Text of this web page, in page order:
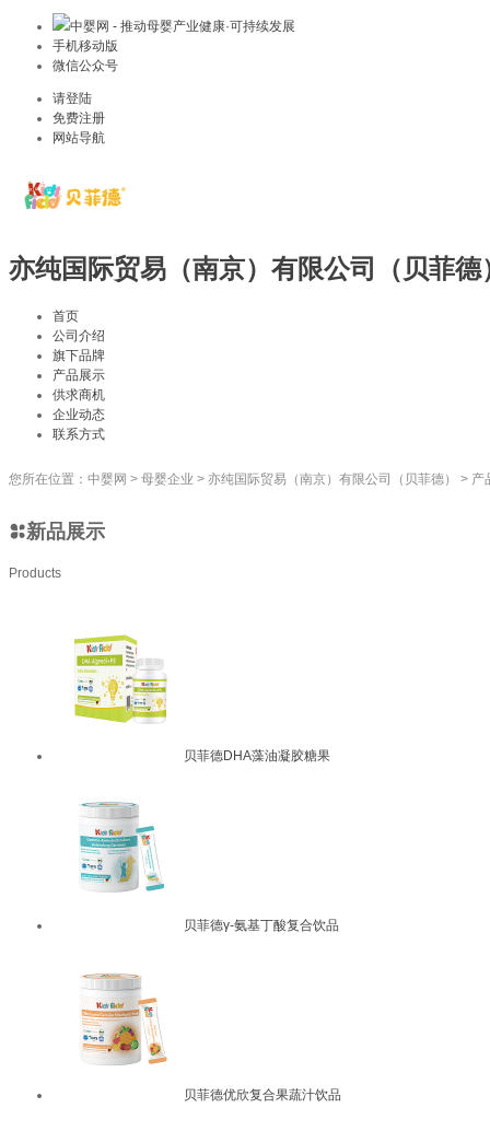
中婴网 - 推动母婴产业健康·可持续发展
手机移动版
微信公众号
请登陆
免费注册
网站导航
亦纯国际贸易（南京）有限公司（贝菲德
首页
公司介绍
旗下品牌
产品展示
供求商机
企业动态
联系方式
您所在位置： 中婴网 > 母婴企业 > 亦纯国际贸易（南京）有限公司（贝菲德） > 产
新品展示
Products
贝菲德DHA藻油凝胶糖果
贝菲德γ-氨基丁酸复合饮品
贝菲德优欣复合果蔬汁饮品